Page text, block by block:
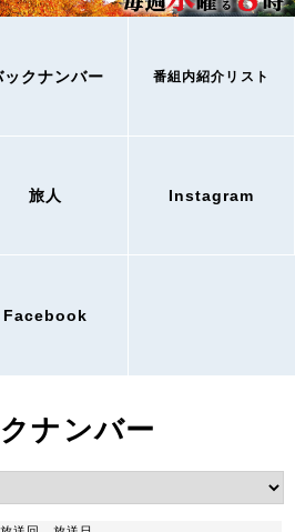
ックナンバー 番組内紹介リスト
旅人 Instagram
Facebook
ナンバー